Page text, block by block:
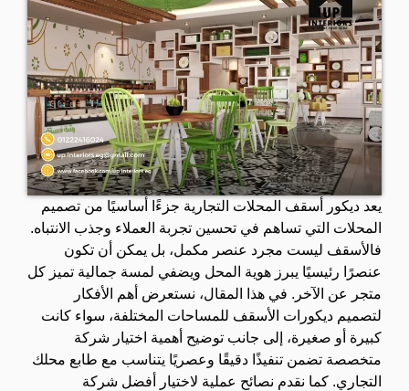
يعد ديكور أسقف المحلات التجارية جزءًا أساسيًا من تصميم
المحلات التي تساهم في تحسين تجربة العملاء وجذب الانتباه.
فالأسقف ليست مجرد عنصر مكمل، بل يمكن أن تكون
عنصرًا رئيسيًا يبرز هوية المحل ويضفي لمسة جمالية تميز كل
متجر عن الآخر. في هذا المقال، نستعرض أهم الأفكار
لتصميم ديكورات الأسقف للمساحات المختلفة، سواء كانت
كبيرة أو صغيرة، إلى جانب توضيح أهمية اختيار شركة
متخصصة تضمن تنفيذًا دقيقًا وعصريًا يتناسب مع طابع محلك
التجاري. كما نقدم نصائح عملية لاختيار أفضل شركة